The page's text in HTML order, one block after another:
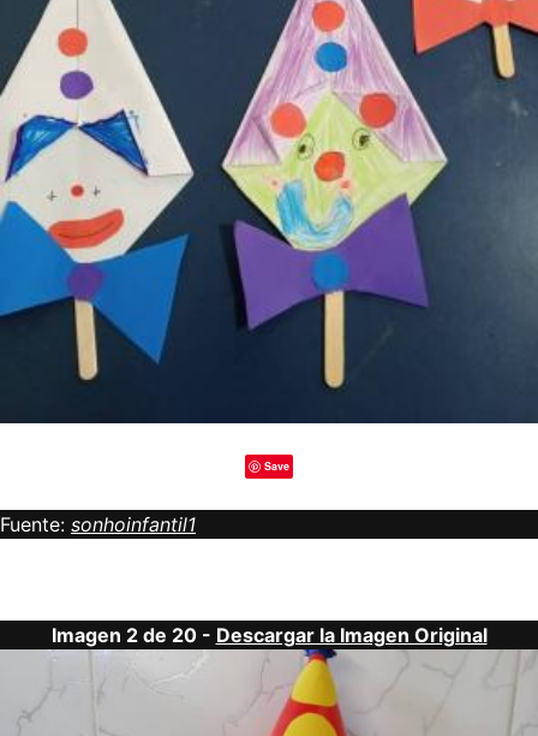
Save
Fuente: sonhoinfantil1
Imagen 2 de 20 - Descargar la Imagen Original